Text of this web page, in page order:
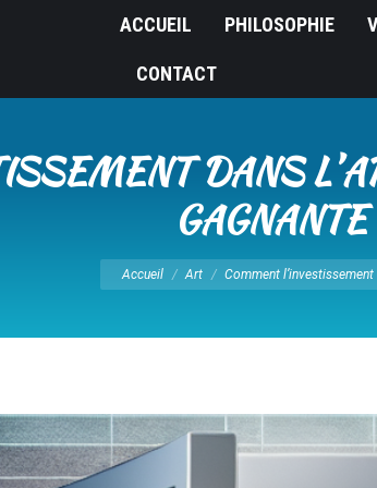
ACCUEIL PHILOSOPHIE
CONTACT
DANS
Vous êtes ici :
Accueil Art Comment lʼinvestissement